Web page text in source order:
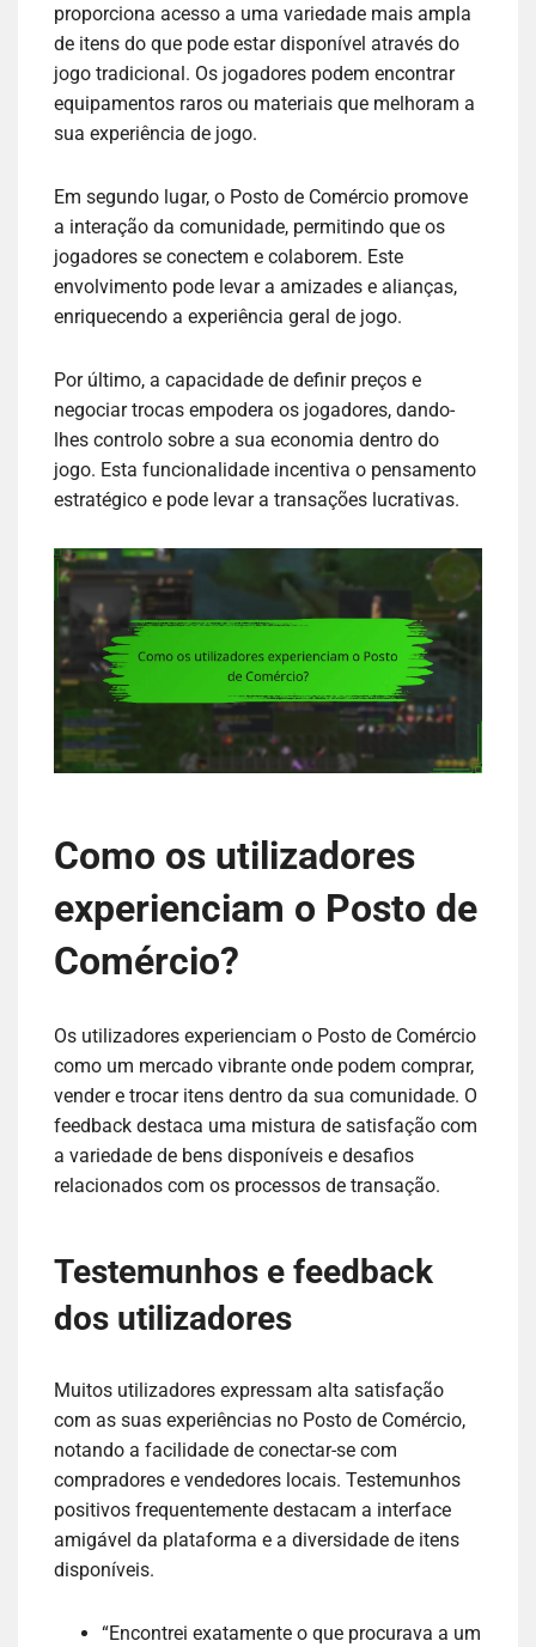
proporciona acesso a uma variedade mais ampla
de itens do que pode estar disponível através do
jogo tradicional. Os jogadores podem encontrar
equipamentos raros ou materiais que melhoram a
sua experiência de jogo.
Em segundo lugar, o Posto de Comércio promove
a interação da comunidade, permitindo que os
jogadores se conectem e colaborem. Este
envolvimento pode levar a amizades e alianças,
enriquecendo a experiência geral de jogo.
Por último, a capacidade de definir preços e
negociar trocas empodera os jogadores, dando-
lhes controlo sobre a sua economia dentro do
jogo. Esta funcionalidade incentiva o pensamento
estratégico e pode levar a transações lucrativas.
Como os utilizadores
experienciam o Posto de
Comércio?
Os utilizadores experienciam o Posto de Comércio
como um mercado vibrante onde podem comprar,
vender e trocar itens dentro da sua comunidade. O
feedback destaca uma mistura de satisfação com
a variedade de bens disponíveis e desafios
relacionados com os processos de transação.
Testemunhos e feedback
dos utilizadores
Muitos utilizadores expressam alta satisfação
com as suas experiências no Posto de Comércio,
notando a facilidade de conectar-se com
compradores e vendedores locais. Testemunhos
positivos frequentemente destacam a interface
amigável da plataforma e a diversidade de itens
disponíveis.
“Encontrei exatamente o que procurava a um